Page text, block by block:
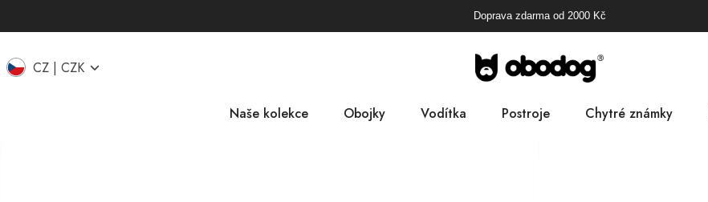
Doprava zdarma od 2000Kč
CZ CZK
Naše kolekce Obojky Vodítka Postroje Chytré známky